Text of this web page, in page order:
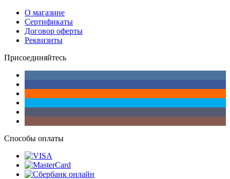
О магазине
Сертификаты
Договор оферты
Реквизиты
Присоединяйтесь
Способы оплаты